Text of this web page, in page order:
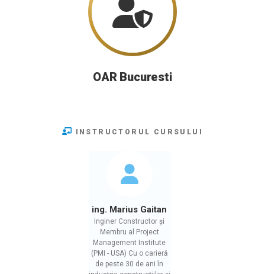
OAR Bucuresti
INSTRUCTORUL CURSULUI
ing. Marius Gaitan
Inginer Constructor și
Membru al Project
Management Institute
(PMI - USA) Cu o carieră
de peste 30 de ani în